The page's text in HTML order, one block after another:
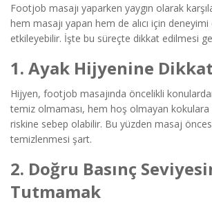
Footjob masajı yaparken yaygın olarak
hem masajı yapan hem de alıcı için
etkileyebilir. İşte bu süreçte dikkat edilmesi
1. Ayak Hijyenine
Hijyen, footjob masajında öncelikli
temiz olmaması, hem hoş olmayan
riskine sebep olabilir. Bu yüzden masaj
temizlenmesi şart.
2. Doğru Basınç
Tutmamak